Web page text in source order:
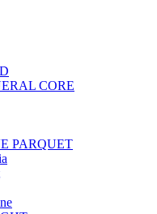
CORE
PARQUET